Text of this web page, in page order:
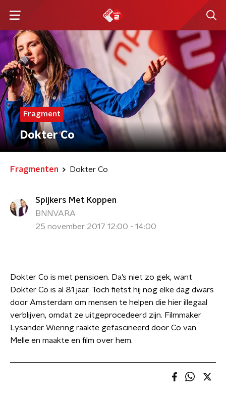
Fragment
Dokter Co
Fragmenten Dokter Co
Spijkers Met Koppen
BNNVARA
25 november 2017 12:00 - 14:00
Dokter Co is met pensioen. Da’s niet zo gek, want
Dokter Co is al 81 jaar. Toch fietst hij nog elke dag dwars
door Amsterdam om mensen te helpen die hier illegaal
verblijven, omdat ze uitgeprocedeerd zijn. Filmmaker
Lysander Wiering raakte gefascineerd door Co van
Melle en maakte en film over hem.